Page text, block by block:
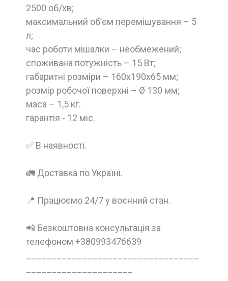
2500 об/хв;
максимальний об’єм перемішування – 5
л;
час роботи мішалки – необмежений;
споживана потужність – 15 Вт;
габаритні розміри – 160x190x65 мм;
розмір робочої поверхні – Ø 130 мм;
маса – 1,5 кг.
гарантія - 12 міс.
✅ В наявності.
🚛 Доставка по Україні.
📍 Працюємо 24/7 у воєнний стан.
📲 Безкоштовна консультація за
телефоном +380993476639